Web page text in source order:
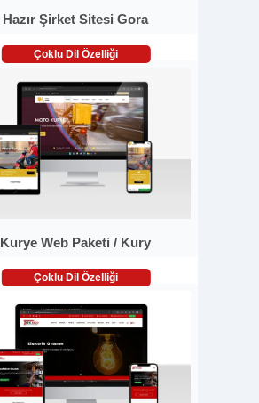
Hazır Şirket Sitesi Gora
Çoklu Dil Özelliği
Kurye Web Paketi / Kury
Çoklu Dil Özelliği